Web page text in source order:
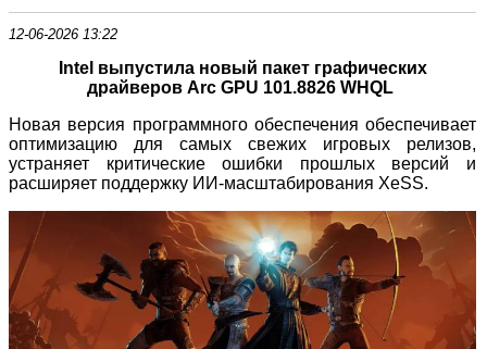
12-06-2026 13:22
Intel выпустила новый пакет графических
драйверов Arc GPU 101.8826 WHQL
Новая версия программного обеспечения обеспечивает
оптимизацию для самых свежих игровых релизов,
устраняет критические ошибки прошлых версий и
расширяет поддержку ИИ-масштабирования XeSS.